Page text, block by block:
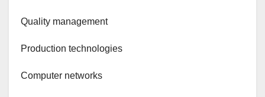
Quality management
Production technologies
Computer networks